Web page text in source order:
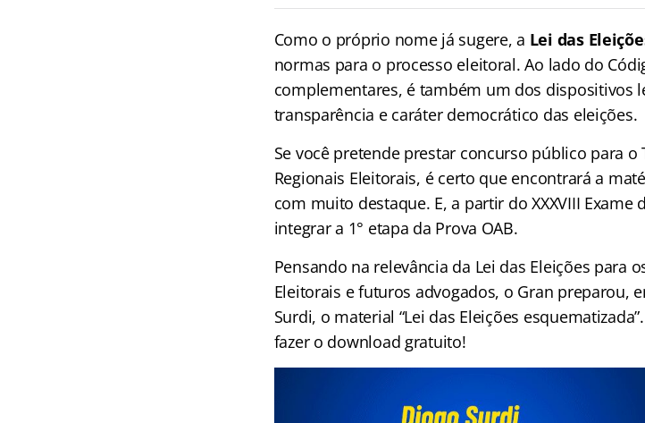
Como o próprio nome já sugere, a Lei das
normas para o processo eleitoral. Ao lado do
complementares, é também um dos dispositivos
transparência e caráter democrático das eleições.
Se você pretende prestar concurso público para o
Regionais Eleitorais, é certo que encontrará a
com muito destaque. E, a partir do XXXVIII
integrar a 1° etapa da Prova OAB.
Pensando na relevância da Lei das Eleições para
Eleitorais e futuros advogados, o Gran preparou,
Surdi, o material “Lei das Eleições
fazer o download gratuito!